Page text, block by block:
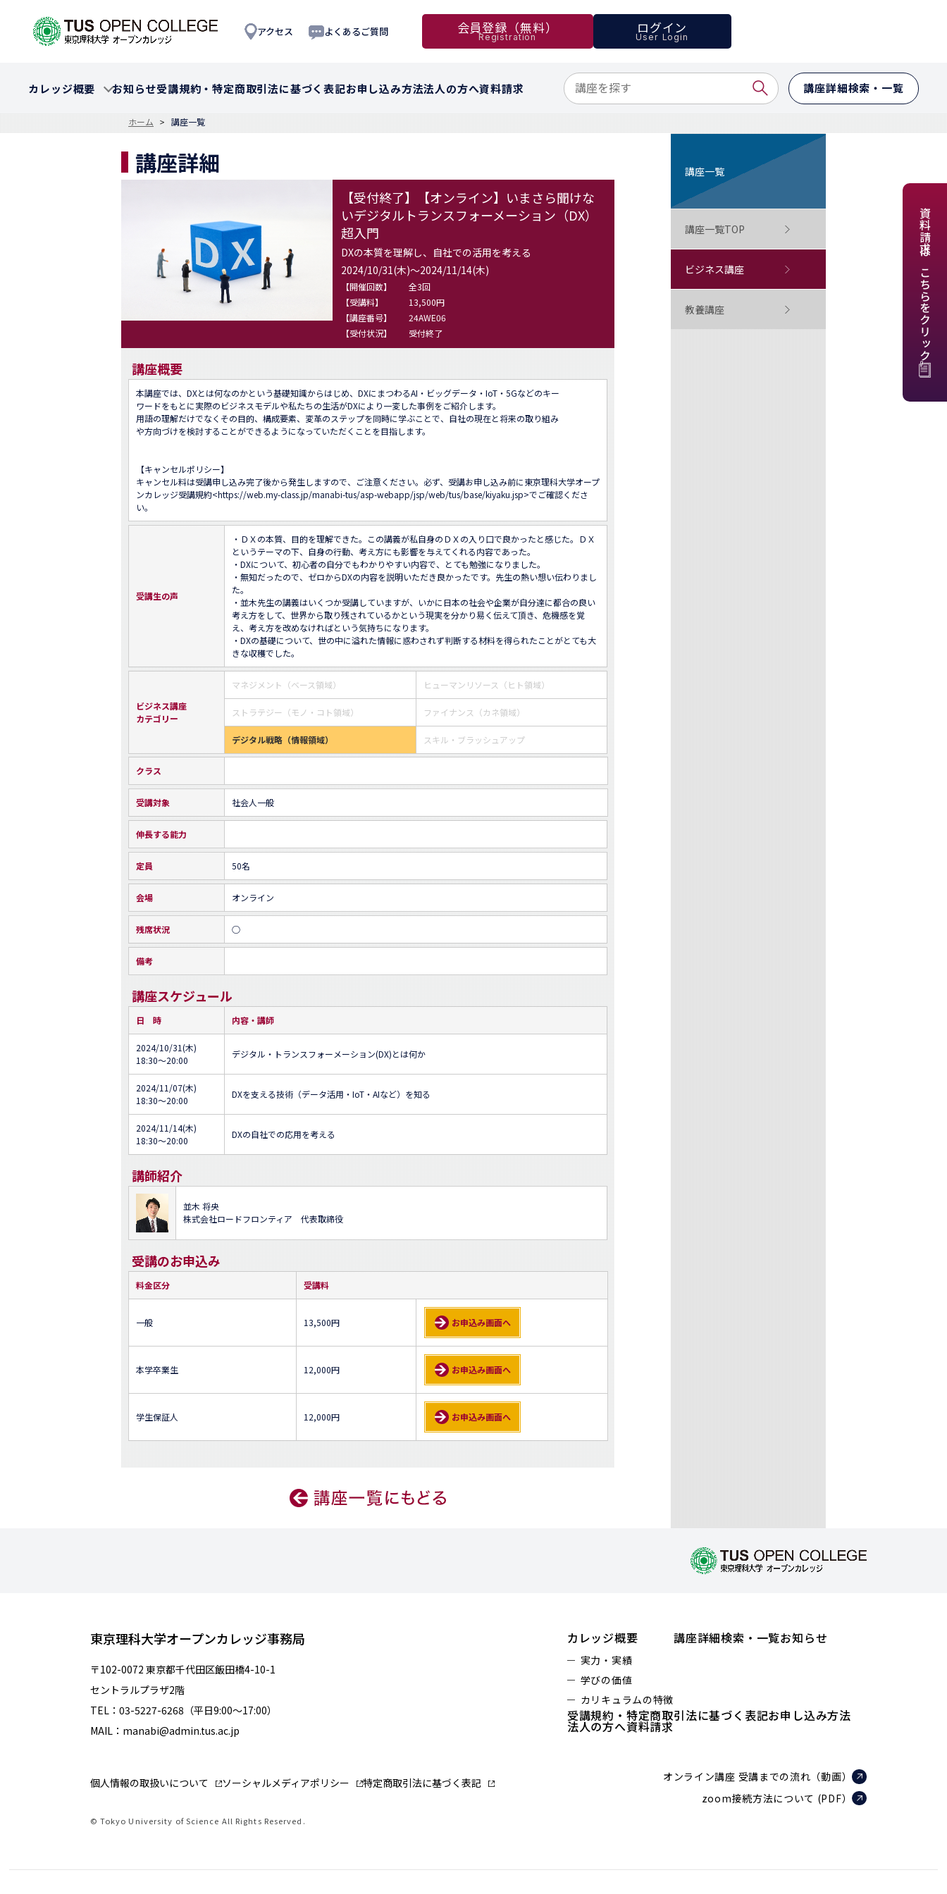
アクセス よくあるご質問 会員登録（無料）
Registration
ログイン
User Login
カレッジ概要 お知らせ受講規約・特定商取引法に基づく表記お申し込み方法法人の方へ資料請求 講座詳細検索・一覧
資料請求はこちらをクリック
ホーム 講座一覧
講座詳細
【受付終了】【オンライン】いまさら聞けな
いデジタルトランスフォーメーション（DX）
超入門
DXの本質を理解し、自社での活用を考える
2024/10/31(木)～2024/11/14(木)
【開催回数】
全3回
【受講料】
13,500円
【講座番号】
24AWE06
【受付状況】
受付終了
講座概要
本講座では、DXとは何なのかという基礎知識からはじめ、DXにまつわるAI・ビッグデータ・IoT・5Gなどのキー
ワードをもとに実際のビジネスモデルや私たちの生活がDXにより一変した事例をご紹介します。
用語の理解だけでなくその目的、構成要素、変革のステップを同時に学ぶことで、自社の現在と将来の取り組み
や方向づけを検討することができるようになっていただくことを目指します。
【キャンセルポリシー】
キャンセル料は受講申し込み完了後から発生しますので、ご注意ください。必ず、受講お申し込み前に東京理科大学オープ
ンカレッジ受講規約<https://web.my-class.jp/manabi-tus/asp-webapp/jsp/web/tus/base/kiyaku.jsp>でご確認くださ
い。
受講生の声
・ＤＸの本質、目的を理解できた。この講義が私自身のＤＸの入り口で良かったと感じた。ＤＸ
というテーマの下、自身の行動、考え方にも影響を与えてくれる内容であった。
・DXについて、初心者の自分でもわかりやすい内容で、とても勉強になりました。
・無知だったので、ゼロからDXの内容を説明いただき良かったです。先生の熱い想い伝わりまし
た。
・並木先生の講義はいくつか受講していますが、いかに日本の社会や企業が自分達に都合の良い
考え方をして、世界から取り残されているかという現実を分かり易く伝えて頂き、危機感を覚
え、考え方を改めなければという気持ちになります。
・DXの基礎について、世の中に溢れた情報に惑わされず判断する材料を得られたことがとても大
きな収穫でした。
ビジネス講座
カテゴリー
マネジメント（ベース領域） ヒューマンリソース（ヒト領域）
ストラテジー（モノ・コト領域） ファイナンス（カネ領域）
デジタル戦略（情報領域） スキル・ブラッシュアップ
クラス
受講対象 社会人一般
伸長する能力
定員 50名
会場 オンライン
残席状況 ○
備考
講座スケジュール
日 時 内容・講師
2024/10/31(木)
18:30～20:00
デジタル・トランスフォーメーション(DX)とは何か
2024/11/07(木)
18:30～20:00
DXを支える技術（データ活用・IoT・AIなど）を知る
2024/11/14(木)
18:30～20:00
DXの自社での応用を考える
講師紹介
並木 将央
株式会社ロードフロンティア 代表取締役
受講のお申込み
料金区分 受講料
一般 13,500円 お申込み画面へ
本学卒業生 12,000円 お申込み画面へ
学生保証人 12,000円 お申込み画面へ
講座一覧
講座一覧TOP
ビジネス講座
教養講座
東京理科大学オープンカレッジ事務局
〒102-0072 東京都千代田区飯田橋4-10-1
セントラルプラザ2階
TEL：03-5227-6268（平日9:00～17:00）
MAIL：manabi@admin.tus.ac.jp
個人情報の取扱いについて ソーシャルメディアポリシー 特定商取引法に基づく表記
© Tokyo University of Science All Rights Reserved.
カレッジ概要
実力・実績
学びの価値
カリキュラムの特徴
講座詳細検索・一覧お知らせ
受講規約・特定商取引法に基づく表記お申し込み方法
法人の方へ資料請求
オンライン講座 受講までの流れ（動画）
zoom接続方法について (PDF）